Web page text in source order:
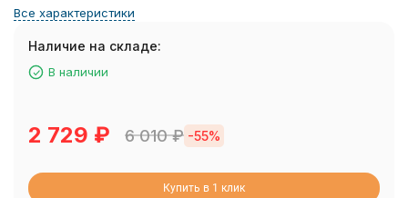
Все характеристики
Наличие на складе:
В наличии
2 729 ₽ 6 010₽ -55%
Купить в 1 клик